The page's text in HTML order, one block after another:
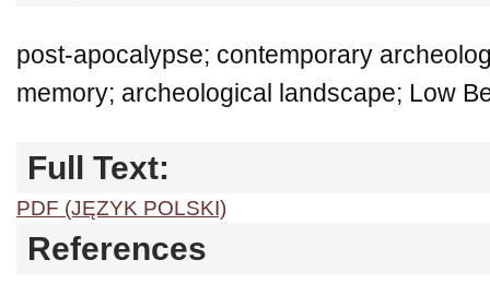
post-apocalypse; contemporary
memory; archeological landscape; Low
Full Text:
PDF (JĘZYK POLSKI)
References